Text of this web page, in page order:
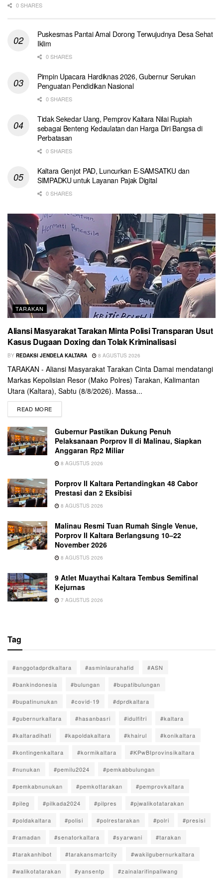
0 SHARES
Puskesmas Pantai Amal Dorong Terwujudnya Desa Sehat
Iklim
0 SHARES
Pimpin Upacara Hardiknas 2026, Gubernur Serukan
Penguatan Pendidikan Nasional
0 SHARES
Tidak Sekedar Uang, Pemprov Kaltara Nilai Rupiah
sebagai Benteng Kedaulatan dan Harga Diri Bangsa di
Perbatasan
0 SHARES
Kaltara Genjot PAD, Luncurkan E-SAMSATKU dan
SIMPADKU untuk Layanan Pajak Digital
0 SHARES
TARAKAN
Aliansi Masyarakat Tarakan Minta Polisi Transparan Usut
Kasus Dugaan Doxing dan Tolak Kriminalisasi
BY REDAKSI JENDELA KALTARA 8 AGUSTUS 2026
TARAKAN - Aliansi Masyarakat Tarakan Cinta Damai mendatangi
Markas Kepolisian Resor (Mako Polres) Tarakan, Kalimantan
Utara (Kaltara), Sabtu (8/8/2026). Massa...
READ MORE
Gubernur Pastikan Dukung Penuh
Pelaksanaan Porprov II di Malinau, Siapkan
Anggaran Rp2 Miliar
8 AGUSTUS 2026
Porprov II Kaltara Pertandingkan 48 Cabor
Prestasi dan 2 Eksibisi
8 AGUSTUS 2026
Malinau Resmi Tuan Rumah Single Venue,
Porprov II Kaltara Berlangsung 10–22
November 2026
8 AGUSTUS 2026
9 Atlet Muaythai Kaltara Tembus Semifinal
Kejurnas
7 AGUSTUS 2026
Tag
#anggotadprdkaltara #asminlaurahafid #ASN
#bankindonesia #bulungan #bupatibulungan
#bupatinunukan #covid-19 #dprdkaltara
#gubernurkaltara #hasanbasri #idulfitri #kaltara
#kaltaradihati #kapoldakaltara #khairul #konikaltara
#kontingenkaltara #kormikaltara #KPwBIprovinsikaltara
#nunukan #pemilu2024 #pemkabbulungan
#pemkabnunukan #pemkottarakan #pemprovkaltara
#pileg #pilkada2024 #pilpres #pjwalikotatarakan
#poldakaltara #polisi #polrestarakan #polri #presisi
#ramadan #senatorkaltara #syarwani #tarakan
#tarakanhibot #tarakansmartcity #wakilgubernurkaltara
#walikotatarakan #yansentp #zainalarifinpaliwang